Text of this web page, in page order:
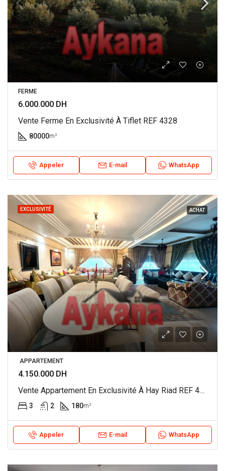
FERME
6.000.000 DH
Vente Ferme En Exclusivité À Tiflet REF 4328
80000m²
Appeler E-mail WhatsApp
EXCLUSIVITÉ ACHAT
APPARTEMENT
4.150.000 DH
Vente Appartement En Exclusivité À Hay Riad REF 4310
3 2 180m²
Appeler E-mail WhatsApp